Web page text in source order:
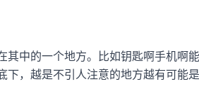
中的一个地方。比如钥匙啊手机啊
下，越是不引人注意的地方越有可能